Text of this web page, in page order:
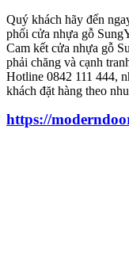
Tuyển
Quý khách hãy đến
phối cửa nhựa gỗ
Cam kết cửa nhựa gỗ
phải chăng và cạnh
Hotline 0842 111 444,
khách đặt hàng theo
https://